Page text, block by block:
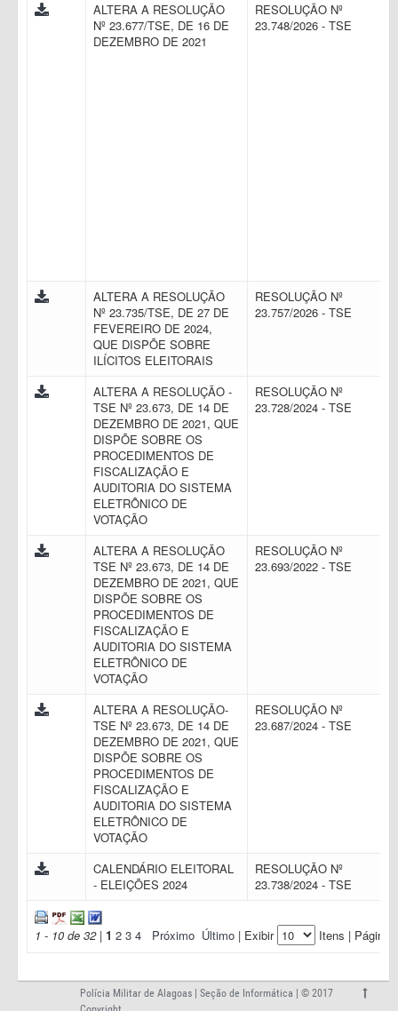
ALTERA A RESOLUÇÃO
Nº 23.677/TSE, DE 16 DE
DEZEMBRO DE 2021
RESOLUÇÃO Nº
23.748/2026 - TSE
ALTERA A RESOLUÇÃO
Nº 23.735/TSE, DE 27 DE
FEVEREIRO DE 2024,
QUE DISPÕE SOBRE
ILÍCITOS ELEITORAIS
RESOLUÇÃO Nº
23.757/2026 - TSE
ALTERA A RESOLUÇÃO -
TSE Nº 23.673, DE 14 DE
DEZEMBRO DE 2021, QUE
DISPÕE SOBRE OS
PROCEDIMENTOS DE
FISCALIZAÇÃO E
AUDITORIA DO SISTEMA
ELETRÔNICO DE
VOTAÇÃO
RESOLUÇÃO Nº
23.728/2024 - TSE
ALTERA A RESOLUÇÃO
TSE Nº 23.673, DE 14 DE
DEZEMBRO DE 2021, QUE
DISPÕE SOBRE OS
PROCEDIMENTOS DE
FISCALIZAÇÃO E
AUDITORIA DO SISTEMA
ELETRÔNICO DE
VOTAÇÃO
RESOLUÇÃO Nº
23.693/2022 - TSE
ALTERA A RESOLUÇÃO-
TSE Nº 23.673, DE 14 DE
DEZEMBRO DE 2021, QUE
DISPÕE SOBRE OS
PROCEDIMENTOS DE
FISCALIZAÇÃO E
AUDITORIA DO SISTEMA
ELETRÔNICO DE
VOTAÇÃO
RESOLUÇÃO Nº
23.687/2024 - TSE
CALENDÁRIO ELEITORAL
- ELEIÇÕES 2024
RESOLUÇÃO Nº
23.738/2024 - TSE
1 - 10 de 32| 1 2 3 4 Próximo Último | Exibir Itens | Página:
Polícia Militar de Alagoas | Seção de Informática | © 2017